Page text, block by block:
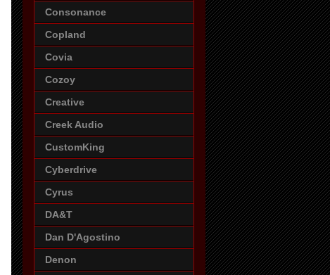
Consonance
Copland
Covia
Cozoy
Creative
Creek Audio
CustomKing
Cyberdrive
Cyrus
DA&T
Dan D'Agostino
Denon